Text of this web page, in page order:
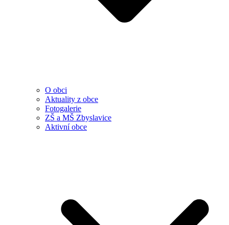
O obci
Aktuality z obce
Fotogalerie
ZŠ a MŠ Zbyslavice
Aktivní obce